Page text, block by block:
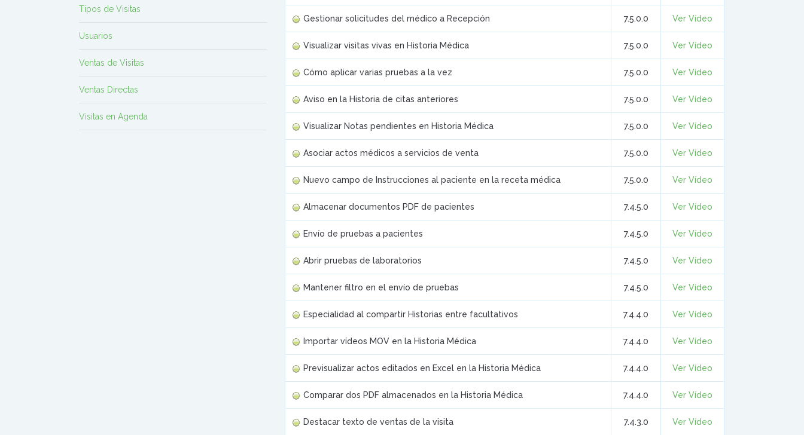
Tipos de Visitas
Usuarios
Ventas de Visitas
Ventas Directas
Visitas en Agenda
Gestionar solicitudes del médico a Recepción 7.5.0.0 Ver Vídeo
Visualizar visitas vivas en Historia Médica 7.5.0.0 Ver Vídeo
Cómo aplicar varias pruebas a la vez 7.5.0.0 Ver Vídeo
Aviso en la Historia de citas anteriores 7.5.0.0 Ver Vídeo
Visualizar Notas pendientes en Historia Médica 7.5.0.0 Ver Vídeo
Asociar actos médicos a servicios de venta 7.5.0.0 Ver Vídeo
Nuevo campo de Instrucciones al paciente en la receta médica 7.5.0.0 Ver Vídeo
Almacenar documentos PDF de pacientes 7.4.5.0 Ver Vídeo
Envío de pruebas a pacientes 7.4.5.0 Ver Vídeo
Abrir pruebas de laboratorios 7.4.5.0 Ver Vídeo
Mantener filtro en el envío de pruebas 7.4.5.0 Ver Vídeo
Especialidad al compartir Historias entre facultativos 7.4.4.0 Ver Vídeo
Importar vídeos MOV en la Historia Médica 7.4.4.0 Ver Vídeo
Previsualizar actos editados en Excel en la Historia Médica 7.4.4.0 Ver Vídeo
Comparar dos PDF almacenados en la Historia Médica 7.4.4.0 Ver Vídeo
Destacar texto de ventas de la visita 7.4.3.0 Ver Vídeo